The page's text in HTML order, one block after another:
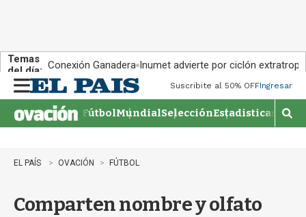
Temas
del día: Conexión Ganadera Inumet advierte por ciclón
n
u
Suscribite al 50% OFFIngresar
FútbolMundialSelecciónEstadisticas
M
o
EL PAÍS OVACIÓN FÚTBOL
Comparten nombre y olfato